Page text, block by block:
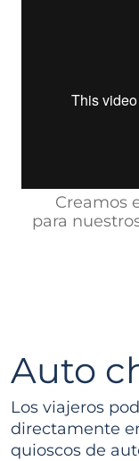
Creamos
para
Auto
Los viajeros
directamente
quioscos de